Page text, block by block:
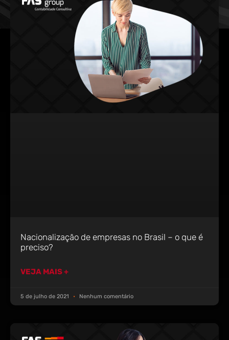
Nacionalização de empresas no Brasil – o que é
preciso?
VEJA MAIS +
5 de julho de 2021 Nenhum comentário